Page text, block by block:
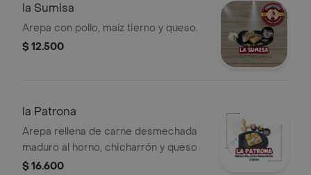
la Sumisa
Arepa con pollo, maíz tierno y queso.
$ 12.500
la Patrona
Arepa rellena de carne desmechada
maduro al horno, chicharrón y queso
$ 16.600